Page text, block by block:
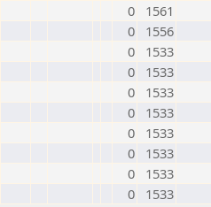
0
1561
0
1556
0
1533
0
1533
0
1533
0
1533
0
1533
0
1533
0
1533
0 1533